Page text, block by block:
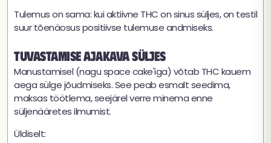
Tulemus on sama: kui aktiivne THC on sinus süljes, on testil
suur tõenäosus positiivse tulemuse andmiseks.
Tuvastamise ajakava süljes
Manustamisel (nagu space cake'iga) võtab THC kauem
aega sülge jõudmiseks. See peab esmalt seedima,
maksas töötlema, seejärel verre minema enne
süljenääretes ilmumist.
Üldiselt: